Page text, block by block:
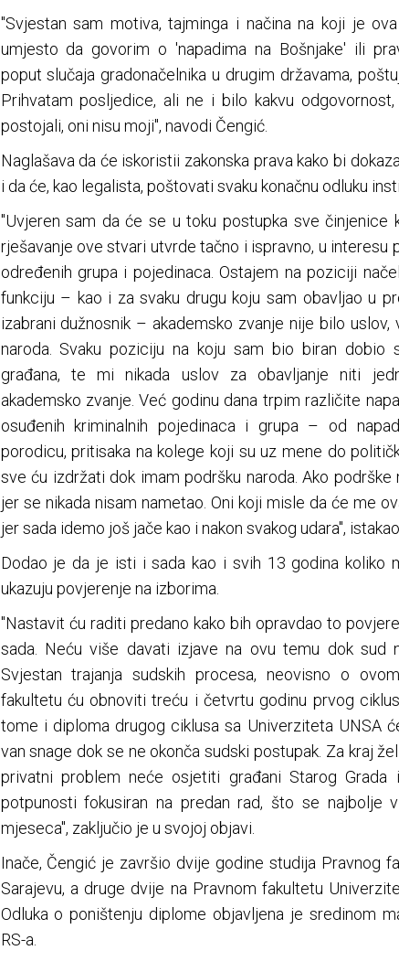
"Svjestan sam motiva, tajminga i načina na koji je
umjesto da govorim o 'napadima na Bošnjake' ili
poput slučaja gradonačelnika u drugim državama,
Prihvatam posljedice, ali ne i bilo kakvu
postojali, oni nisu moji", navodi Čengić.
Naglašava da će iskoristii zakonska prava kako bi
i da će, kao legalista, poštovati svaku konačnu odluku
"Uvjeren sam da će se u toku postupka sve činjenice
rješavanje ove stvari utvrde tačno i ispravno, u interesu
određenih grupa i pojedinaca. Ostajem na poziciji
funkciju – kao i za svaku drugu koju sam obavljao u
izabrani dužnosnik – akademsko zvanje nije bilo uslov,
naroda. Svaku poziciju na koju sam bio biran dobio
građana, te mi nikada uslov za obavljanje niti
akademsko zvanje. Već godinu dana trpim različite
osuđenih kriminalnih pojedinaca i grupa – od
porodicu, pritisaka na kolege koji su uz mene do
sve ću izdržati dok imam podršku naroda. Ako podrške
jer se nikada nisam nametao. Oni koji misle da će me
jer sada idemo još jače kao i nakon svakog udara",
Dodao je da je isti i sada kao i svih 13 godina koliko
ukazuju povjerenje na izborima.
"Nastavit ću raditi predano kako bih opravdao to
sada. Neću više davati izjave na ovu temu dok sud
Svjestan trajanja sudskih procesa, neovisno o
fakultetu ću obnoviti treću i četvrtu godinu prvog
tome i diploma drugog ciklusa sa Univerziteta UNSA
van snage dok se ne okonča sudski postupak. Za kraj
privatni problem neće osjetiti građani Starog
potpunosti fokusiran na predan rad, što se najbolje
mjeseca", zaključio je u svojoj objavi.
Inače, Čengić je završio dvije godine studija Pravnog
Sarajevu, a druge dvije na Pravnom fakultetu
Odluka o poništenju diplome objavljena je sredinom
RS-a.